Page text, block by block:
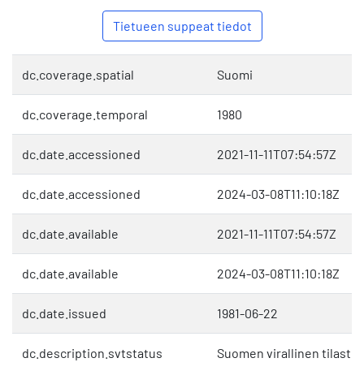
Tietueen suppeat tiedot
dc.coverage.spatial Suomi
dc.coverage.temporal 1980
dc.date.accessioned 2021-11-11T07:54:57Z
dc.date.accessioned 2024-03-08T11:10:18Z
dc.date.available 2021-11-11T07:54:57Z
dc.date.available 2024-03-08T11:10:18Z
dc.date.issued 1981-06-22
dc.description.svtstatus Suomen virallinen tilasto